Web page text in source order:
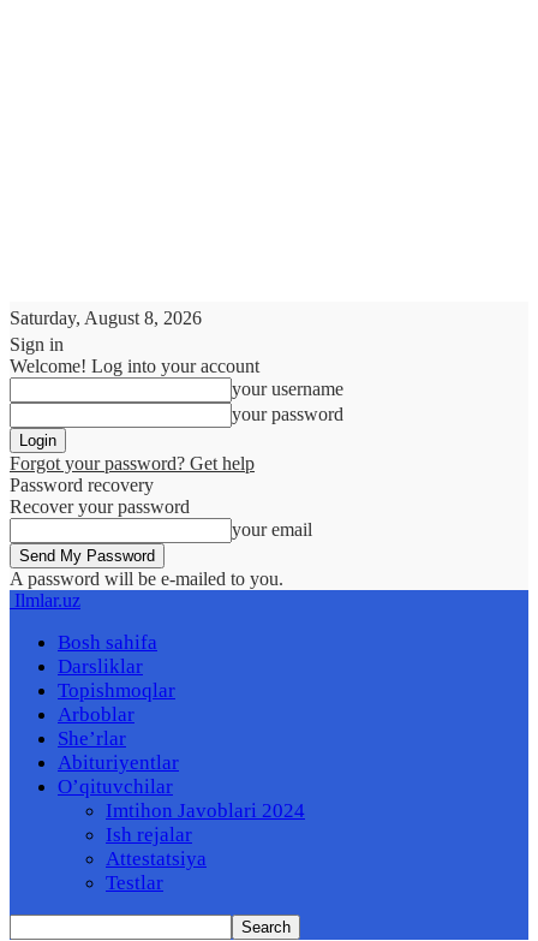
Saturday, August 8, 2026
Sign in
Welcome! Log into your account
your username
your password
Forgot your password? Get help
Password recovery
Recover your password
your email
A password will be e-mailed to you.
Ilmlar.uz
Bosh sahifa
Darsliklar
Topishmoqlar
Arboblar
She’rlar
Abituriyentlar
O’qituvchilar
Imtihon Javoblari 2024
Ish rejalar
Attestatsiya
Testlar